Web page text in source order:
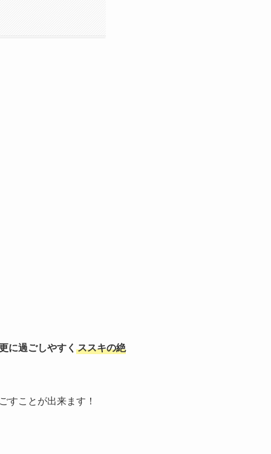
に過ごしやすく ススキの絶
すことが出来ます！